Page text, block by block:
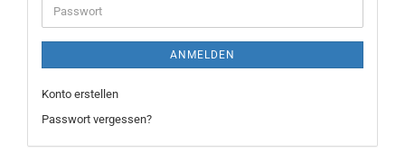
Passwort
ANMELDEN
Konto erstellen
Passwort vergessen?